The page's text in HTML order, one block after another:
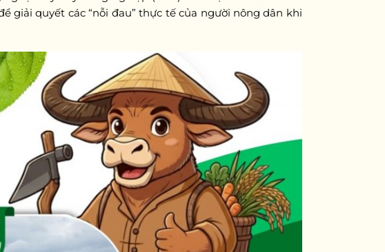
giải quyết các “nỗi đau” thực tế của người nông dân khi